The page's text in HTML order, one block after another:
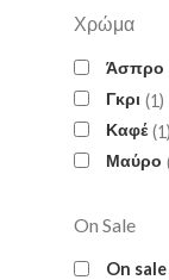
Χρώμα
Άσπρο
Γκρι 1
Καφέ 1
Μαύρο
On Sale
On sale